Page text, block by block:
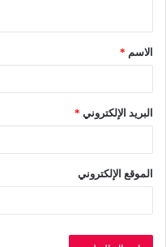
ق
*الاسم *
البريد الإلكتروني *
الموقع الإلكتروني